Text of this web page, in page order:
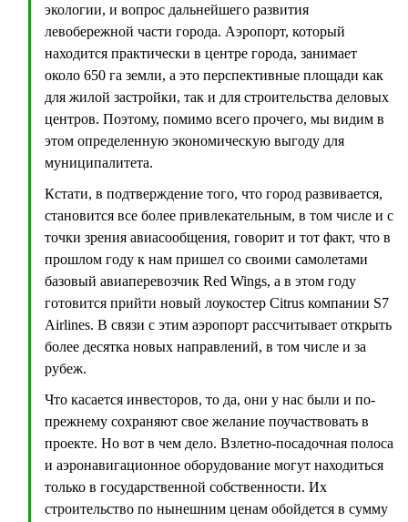
экологии, и вопрос дальнейшего развития
левобережной части города. Аэропорт, который
находится практически в центре города, занимает
около 650 га земли, а это перспективные площади как
для жилой застройки, так и для строительства деловых
центров. Поэтому, помимо всего прочего, мы видим в
этом определенную экономическую выгоду для
муниципалитета.
Кстати, в подтверждение того, что город развивается,
становится все более привлекательным, в том числе и с
точки зрения авиасообщения, говорит и тот факт, что в
прошлом году к нам пришел со своими самолетами
базовый авиаперевозчик Red Wings, а в этом году
готовится прийти новый лоукостер Citrus компании S7
Airlines. В связи с этим аэропорт рассчитывает открыть
более десятка новых направлений, в том числе и за
рубеж.
Что касается инвесторов, то да, они у нас были и по-
прежнему сохраняют свое желание поучаствовать в
проекте. Но вот в чем дело. Взлетно-посадочная полоса
и аэронавигационное оборудование могут находиться
только в государственной собственности. Их
строительство по нынешним ценам обойдется в сумму